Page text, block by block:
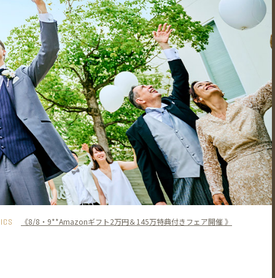
《8/8・9**Amazonギフト2万円＆145万特典付きフェア開催 》